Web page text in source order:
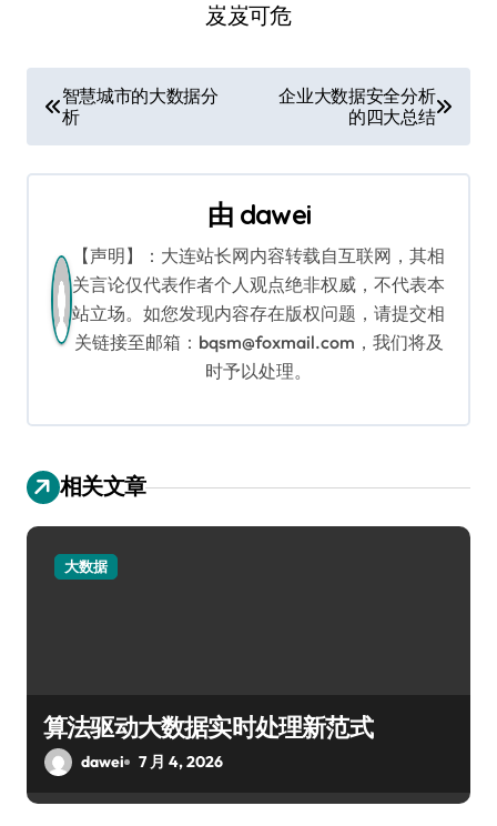
文
章
导
智慧城市的大数据分
析
企业大数据安全分析
的四大总结
由 dawei
【声明】：大连站长网内容转载自互联网，其相
关言论仅代表作者个人观点绝非权威，不代表本
站立场。如您发现内容存在版权问题，请提交相
关链接至邮箱：bqsm@foxmail.com，我们将及
时予以处理。
相关文章
大数据
算法驱动大数据实时处理新范式
dawei 7 月 4, 2026